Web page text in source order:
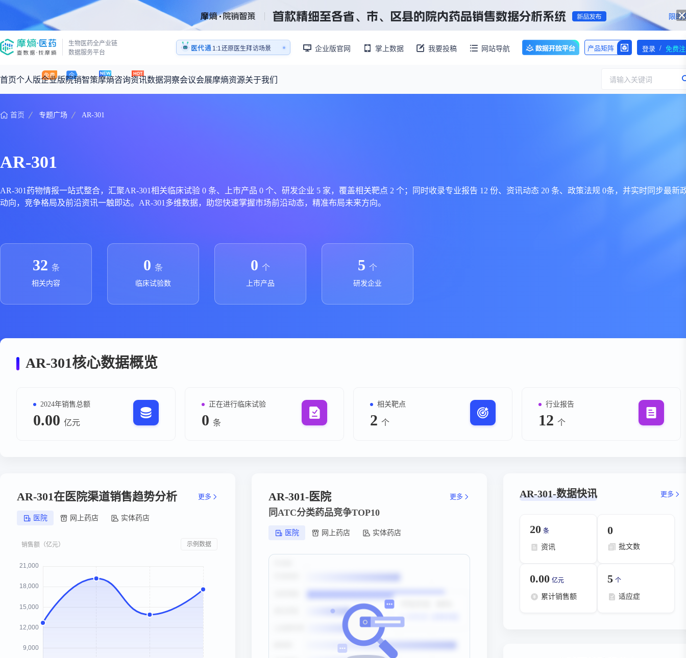
生物医药全产业链
数据服务平台
医代通 医药销售AI模拟陪练系统
1:1还原医生拜访场景
企业版官网 掌上数据 我要投稿 网站导航 产品矩阵 登录 / 免费
首页个人版企业版院销智策摩熵咨询
咨询服务
产品立项评估及管线规划
投资决策与交易估值
“十五五”战略规划 最新 从实验室到10亿爆款：创新药商业化的选择、组织与执行
资讯
摩熵原创
深度分析
投融资
注册审批
时讯
科普
研发注册政策
交易并购
人事变动
专家观点
数据洞察
数据中心
基于市场数据，为您提供全面的市场趋势分析与决策支持
政策法规
上市医药企业年报
药品生产企业
临床进展
会议会展摩熵资源关于我们 请输入关键词
首页 专题广场 AR-301
AR-301
AR-301药物情报一站式整合，汇聚AR-301相关临床试验 0 条、上市产品 0 个、研发企业 5 家，覆盖相关靶点 2 个；同时收录专业报告 12 份、资讯动态 20 条、政策法规 0条，并实时同步最新
动向，竞争格局及前沿资讯一触即达。AR-301多维数据，助您快速掌握市场前沿动态，精准布局未来方向。
32 条
相关内容
0 条
临床试验数
0 个
上市产品
5 个
研发企业
AR-301核心数据概览
2024年销售总额
0.00 亿元
正在进行临床试验
0 条
相关靶点
2 个
行业报告
12 个
AR-301在医院渠道销售趋势分析 更多
医院 网上药店 实体药店
示例数据
AR-301-医院 更多
同ATC分类药品竞争TOP10
医院 网上药店 实体药店
AR-301-数据快讯 更多
20 条
资讯
0
批文数
0.00 亿元
累计销售额
5 个
适应症